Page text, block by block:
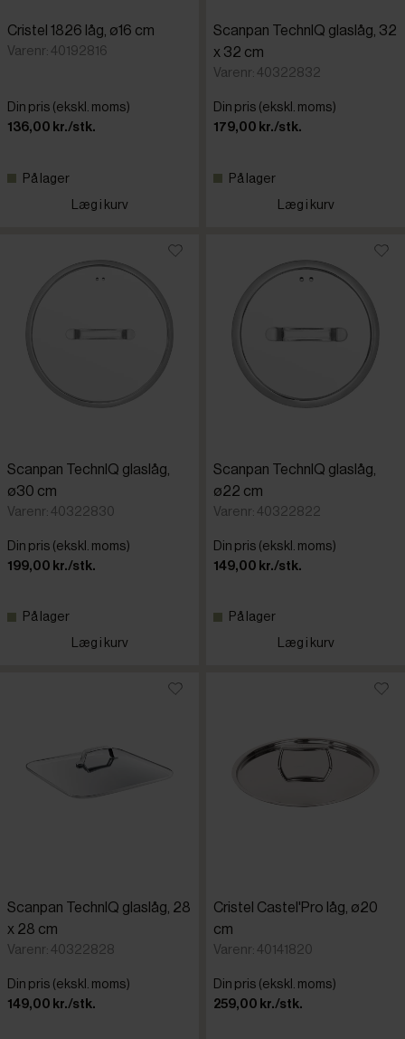
Cristel 1826 låg, ø16 cm
Varenr: 40192816
Din pris (ekskl. moms)
136,00 kr./stk.
På lager
Læg i kurv
Scanpan TechnIQ glaslåg, 32
x 32 cm
Varenr: 40322832
Din pris (ekskl. moms)
179,00 kr./stk.
På lager
Læg i kurv
Scanpan TechnIQ glaslåg,
ø30 cm
Varenr: 40322830
Din pris (ekskl. moms)
199,00 kr./stk.
På lager
Læg i kurv
Scanpan TechnIQ glaslåg,
ø22 cm
Varenr: 40322822
Din pris (ekskl. moms)
149,00 kr./stk.
På lager
Læg i kurv
Scanpan TechnIQ glaslåg, 28
x 28 cm
Varenr: 40322828
Din pris (ekskl. moms)
149,00 kr./stk.
Cristel Castel'Pro låg, ø20
cm
Varenr: 40141820
Din pris (ekskl. moms)
259,00 kr./stk.